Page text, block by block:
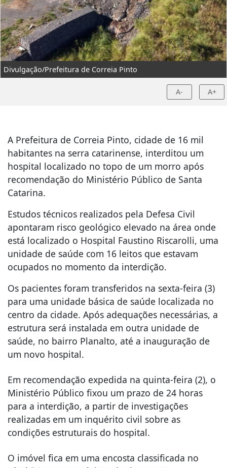
Divulgação/Prefeitura de Correia Pinto
A- A+
A Prefeitura de Correia Pinto, cidade de 16 mil
habitantes na serra catarinense, interditou um
hospital localizado no topo de um morro após
recomendação do Ministério Público de Santa
Catarina.
Estudos técnicos realizados pela Defesa Civil
apontaram risco geológico elevado na área onde
está localizado o Hospital Faustino Riscarolli, uma
unidade de saúde com 16 leitos que estavam
ocupados no momento da interdição.
Os pacientes foram transferidos na sexta-feira (3)
para uma unidade básica de saúde localizada no
centro da cidade. Após adequações necessárias, a
estrutura será instalada em outra unidade de
saúde, no bairro Planalto, até a inauguração de
um novo hospital.
Em recomendação expedida na quinta-feira (2), o
Ministério Público fixou um prazo de 24 horas
para a interdição, a partir de investigações
realizadas em um inquérito civil sobre as
condições estruturais do hospital.
O imóvel fica em uma encosta classificada no